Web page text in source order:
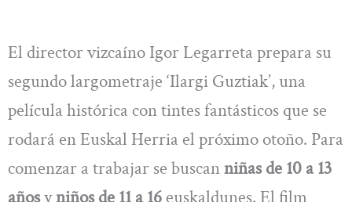
El director vizcaíno Igor Legarreta prepara su
segundo largometraje ‘Ilargi Guztiak’, una
película histórica con tintes fantásticos que se
rodará en Euskal Herria el próximo otoño. Para
comenzar a trabajar se buscanniñas de 10 a 13